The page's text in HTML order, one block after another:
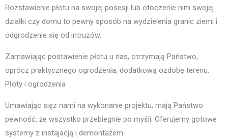
Rozstawienie płotu na swojej posesji lub otoczenie nim swojej
działki czy domu to pewny sposób na wydzielenia granic ziemi i
odgrodzenie się od intruzów.
Zamawiając postawienie płotu u nas, otrzymają Państwo,
oprócz praktycznego ogrodzenia, dodatkową ozdobę terenu.
Płoty i ogrodzenia
Umawiając sięz nami na wykonanie projektu, mają Państwo
pewność, że wszystko przebiegnie po myśli. Oferujemy gotowe
systemy z instajacją i demontażem.